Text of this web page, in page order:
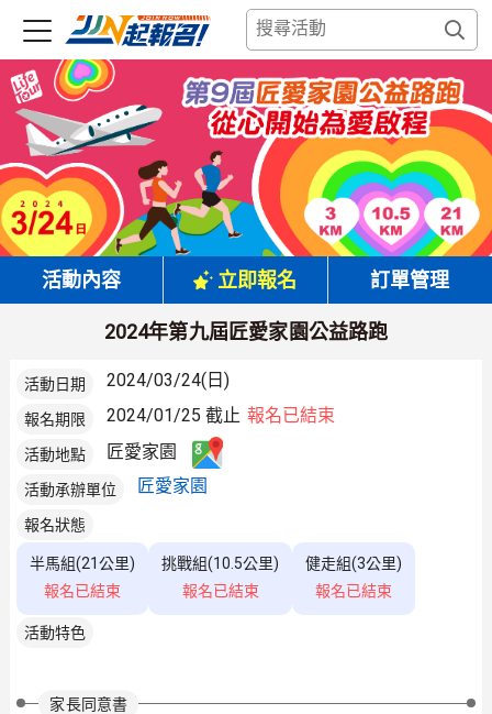
活動內容 立即報名 訂單管理
2024年第九屆匠愛家園公益路跑
活動日期 2024/03/24(日)
報名期限 2024/01/25 截止 報名已結束
活動地點 匠愛家園
活動承辦單位 匠愛家園
報名狀態
半馬組(21公里)
報名已結束
挑戰組(10.5公里)
報名已結束
健走組(3公里)
報名已結束
活動特色
家長同意書